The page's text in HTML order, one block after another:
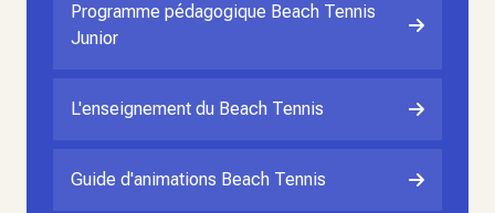
Programme pédagogique Beach Tennis
Junior
L'enseignement du Beach Tennis
Guide d'animations Beach Tennis